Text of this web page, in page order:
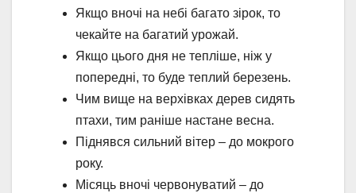
Якщо вночі на небі багато зірок, то
чекайте на багатий урожай.
Якщо цього дня не тепліше, ніж у
попередні, то буде теплий березень.
Чим вище на верхівках дерев сидять
птахи, тим раніше настане весна.
Піднявся сильний вітер – до мокрого
року.
Місяць вночі червонуватий – до